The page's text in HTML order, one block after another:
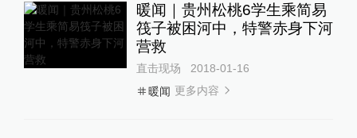
暖闻｜贵州松桃6学生乘简易
筏子被困河中，特警赤身下河
营救
直击现场
2018-01-16
暖闻 更多内容